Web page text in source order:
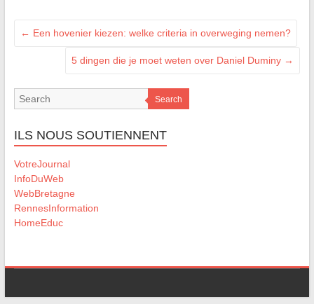
← Een hovenier kiezen: welke criteria in overweging nemen?
5 dingen die je moet weten over Daniel Duminy →
Search
ILS NOUS SOUTIENNENT
VotreJournal
InfoDuWeb
WebBretagne
RennesInformation
HomeEduc